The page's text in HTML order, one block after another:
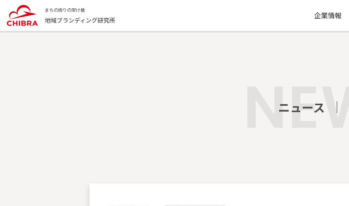
まちの誇りの架け橋
地域ブランディング研究所 企業情報
ニュース